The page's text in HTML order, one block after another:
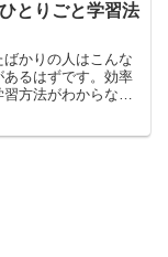
とりごと学習法
かりの人はこんな
るはずです。効率
方法がわからない